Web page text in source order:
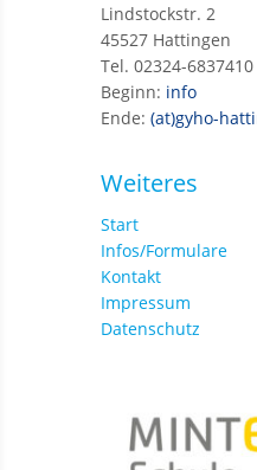
Lindstockstr. 2
45527 Hattingen
Tel. 02324-6837410
Beginn: info
Ende: (at)gyho-
Weiteres
Start
Infos/Formulare
Kontakt
Impressum
Datenschutz